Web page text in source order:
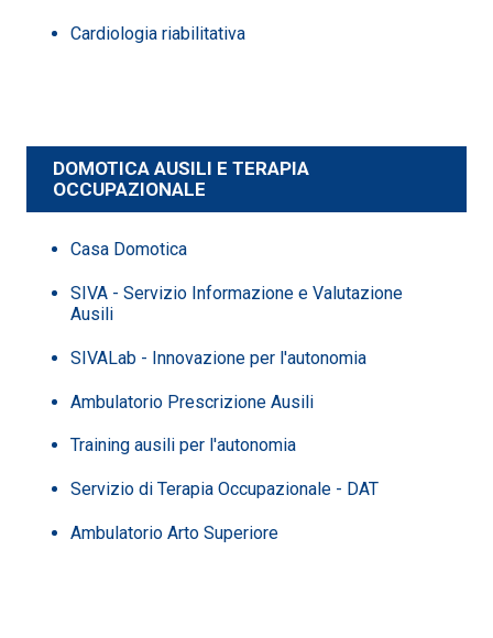
Cardiologia riabilitativa
DOMOTICA AUSILI E TERAPIA
OCCUPAZIONALE
Casa Domotica
SIVA - Servizio Informazione e Valutazione
Ausili
SIVALab - Innovazione per l'autonomia
Ambulatorio Prescrizione Ausili
Training ausili per l'autonomia
Servizio di Terapia Occupazionale - DAT
Ambulatorio Arto Superiore